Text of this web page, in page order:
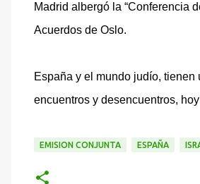
Madrid albergó la “Conferencia
Acuerdos de Oslo.
España y el mundo judío,
encuentros y desencuentros,
EMISION CONJUNTA ESPAÑA